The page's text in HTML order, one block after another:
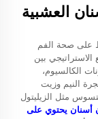
العشبية
على صحة الفم
بين
الكالسيوم،
النيم وزيت
مثل الزيليتول
أسنان يحتوي على